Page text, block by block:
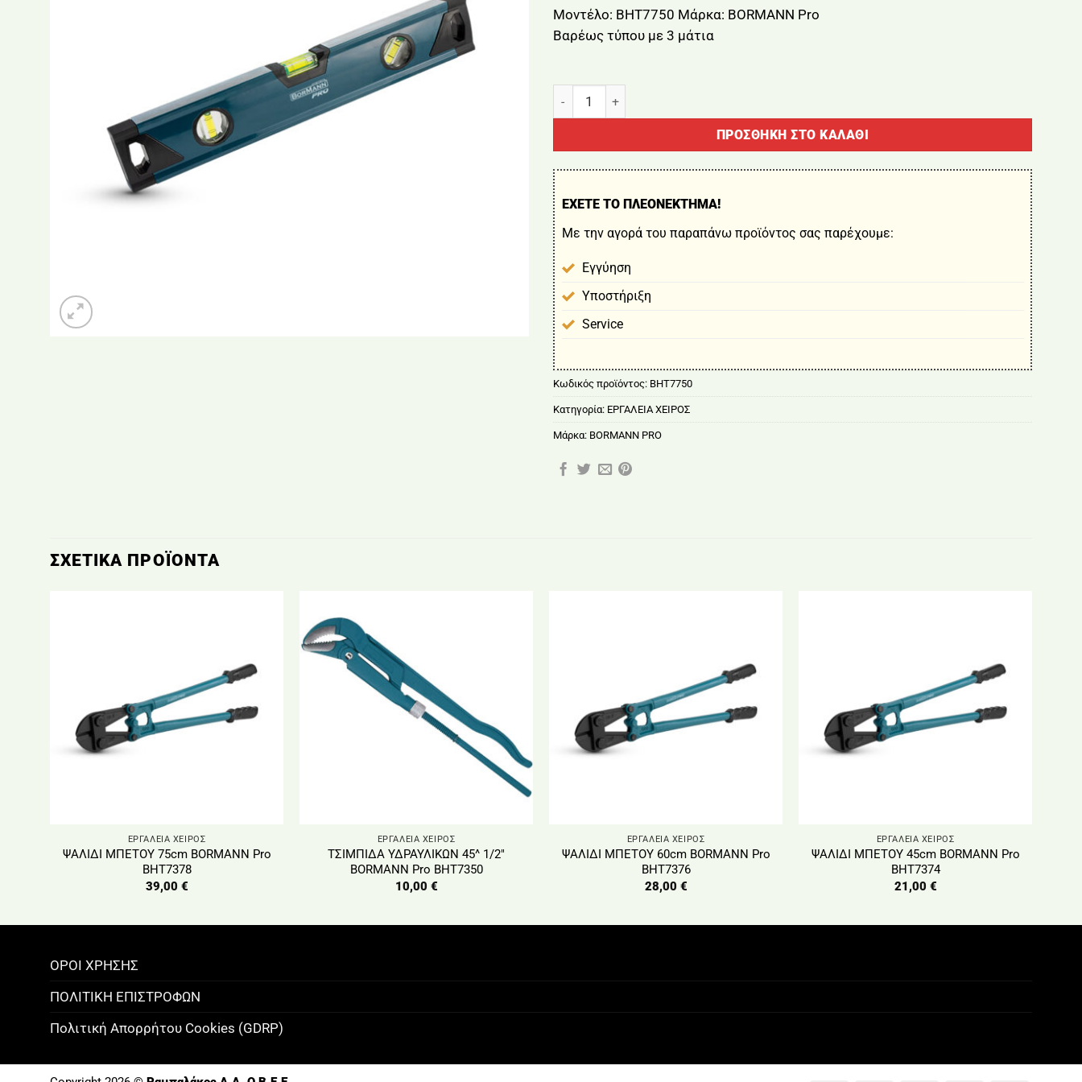
Μοντέλο: BHT7750 Μάρκα: BORMANN Pro
Βαρέως τύπου με 3 μάτια
Αλφάδι Αλουμινίου 40cm BORMANN Pro BHT7750 ποσότητα
ΠΡΟΣΘΉΚΗ ΣΤΟ ΚΑΛΆΘΙ
ΕΧΕΤΕ ΤΟ ΠΛΕΟΝΕΚΤΗΜΑ!
Με την αγορά του παραπάνω προϊόντος σας παρέχουμε:
Εγγύηση
Υποστήριξη
Service
Κωδικός προϊόντος: BHT7750
Κατηγορία: ΕΡΓΑΛΕΙΑ ΧΕΙΡΟΣ
Μάρκα: BORMANN PRO
ΣΧΕΤΙΚΆ ΠΡΟΪΌΝΤΑ
ΕΡΓΑΛΕΙΑ ΧΕΙΡΟΣ
ΨΑΛΙΔΙ ΜΠΕΤΟΥ 75cm BORMANN Pro
BHT7378
39,00 €
ΕΡΓΑΛΕΙΑ ΧΕΙΡΟΣ
ΤΣΙΜΠΙΔΑ ΥΔΡΑΥΛΙΚΩΝ 45^ 1/2″
BORMANN Pro BHT7350
10,00 €
ΕΡΓΑΛΕΙΑ ΧΕΙΡΟΣ
ΨΑΛΙΔΙ ΜΠΕΤΟΥ 60cm ΒΟRMANN Pro
BHT7376
28,00 €
ΕΡΓΑΛΕΙΑ ΧΕΙΡΟΣ
ΨΑΛΙΔΙ ΜΠΕΤΟΥ 45cm BORMANN Pro
BHT7374
21,00 €
ΟΡΟΙ ΧΡΗΣΗΣ
ΠΟΛΙΤΙΚΗ ΕΠΙΣΤΡΟΦΩΝ
Πολιτική Απορρήτου Cookies (GDRP)